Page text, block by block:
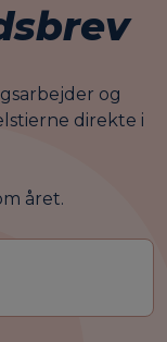
og
direkte i
året.